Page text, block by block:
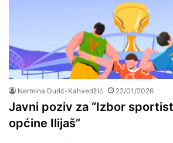
Nermina Durić-Kahvedžić 22/01/2026
Javni poziv za “Izbor
općine Ilijaš”